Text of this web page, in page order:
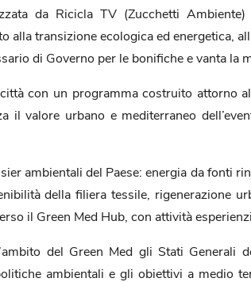
da Ricicla TV (Zucchetti
alla transizione ecologica ed energetica,
di Governo per le bonifiche e vanta la
con un programma costruito
il valore urbano e mediterraneo
ambientali del Paese: energia da fonti
della filiera tessile, rigenerazione
il Green Med Hub, con attività
del Green Med gli Stati Generali
ambientali e gli obiettivi a medio